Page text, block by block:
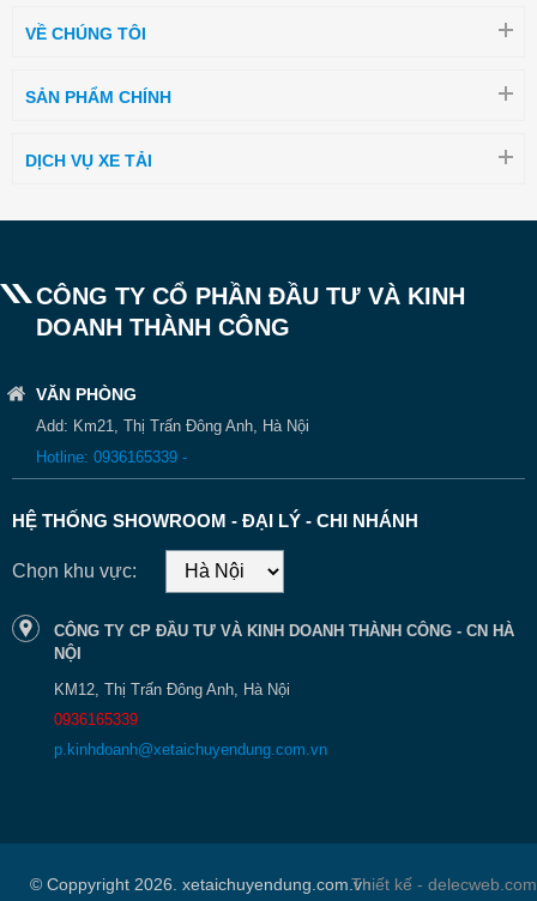
VỀ CHÚNG TÔI
SẢN PHẨM CHÍNH
DỊCH VỤ XE TẢI
CÔNG TY CỔ PHẦN ĐẦU TƯ VÀ KINH
DOANH THÀNH CÔNG
VĂN PHÒNG
Add: Km21, Thị Trấn Đông Anh, Hà Nội
Hotline: 0936165339 -
HỆ THỐNG SHOWROOM - ĐẠI LÝ - CHI NHÁNH
Chọn khu vực:
CÔNG TY CP ĐẦU TƯ VÀ KINH DOANH THÀNH CÔNG - CN HÀ
NỘI
KM12, Thị Trấn Đông Anh, Hà Nội
0936165339
p.kinhdoanh@xetaichuyendung.com.vn
© Coppyright 2026. xetaichuyendung.com.vnThiết kế - delecweb.com